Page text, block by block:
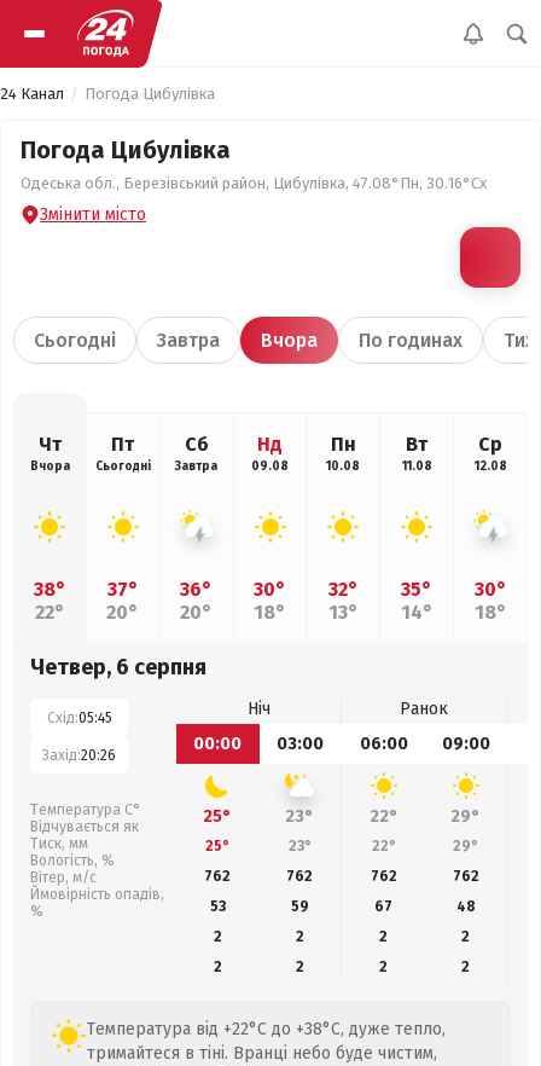
24 Канал Погода Цибулівка
Погода Цибулівка
Одеська обл., Березівський район, Цибулівка, 47.08°Пн, 30.16°Сх
Змінити місто
Сьогодні Завтра Вчора По годинах
Чт
Вчора
38°
22°
Пт
Сьогодні
37°
20°
Сб
Завтра
36°
20°
Нд
09.08
30°
18°
Пн
10.08
32°
13°
Вт
11.08
35°
14°
Ср
12.08
30°
18°
Четвер, 6 серпня
Схід:05:45
Захід:20:26
Температура С°
Відчувається як
Тиск, мм
Вологість, %
Вітер, м/с
Ймовірність опадів,
%
Ніч
Ранок
00:00
03:00 06:00 09:00
25° 23° 22° 29°
25° 23° 22° 29°
762
762 762 762
53
59 67 48
2
2 2
2
2
2 2 2
Температура від +22°C до +38°C, дуже тепло,
тримайтеся в тіні. Вранці небо буде чистим,